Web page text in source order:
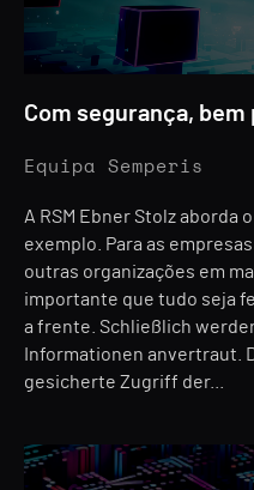
Com segurança, bem
Equipa Semperis
A RSM Ebner Stolz aborda
exemplo. Para as
outras organizações em
importante que tudo seja
a frente. Schließlich
Informationen anvertraut.
gesicherte Zugriff der...